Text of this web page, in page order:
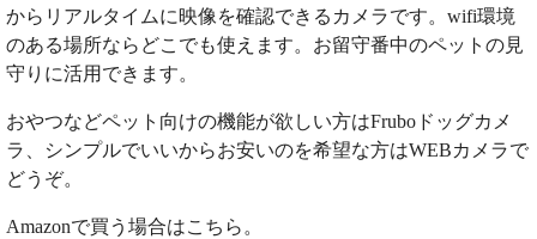
からリアルタイムに映像を確認できるカメラです。wifi環境
のある場所ならどこでも使えます。お留守番中のペットの見
守りに活用できます。
おやつなどペット向けの機能が欲しい方はFruboドッグカメ
ラ、シンプルでいいからお安いのを希望な方はWEBカメラで
どうぞ。
Amazonで買う場合はこちら。